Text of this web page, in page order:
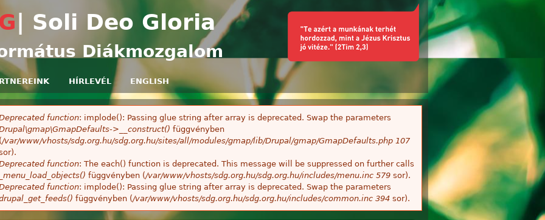
| Soli Deo Gloria
Diákmozgalom
HÍRLEVÉL ENGLISH
function: implode(): Passing glue string after array is deprecated. Swap the parameters
>__construct() függvényben
(/var/www/vhosts/sdg.org.hu/sdg.org.hu/sites/all/modules/gmap/lib/Drupal/gmap/GmapDefaults.php 107
function: The each() function is deprecated. This message will be suppressed on further calls
_menu_load_objects() függvényben (/var/www/vhosts/sdg.org.hu/sdg.org.hu/includes/menu.inc 579 sor).
function: implode(): Passing glue string after array is deprecated. Swap the parameters
függvényben (/var/www/vhosts/sdg.org.hu/sdg.org.hu/includes/common.inc 394 sor).